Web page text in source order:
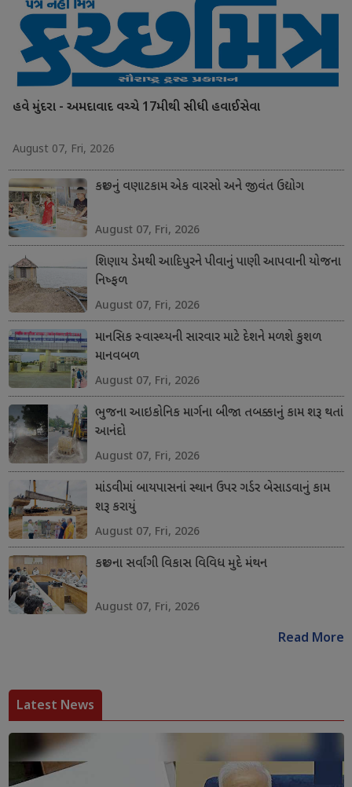
હવે મુંદરા - અમદાવાદ વચ્ચે 17મીથી સીધી હવાઈસેવા
August 07, Fri, 2026
કચ્છનું વણાટકામ એક વારસો અને જીવંત ઉદ્યોગ
August 07, Fri, 2026
શિણાય ડેમથી આદિપુરને પીવાનું પાણી આપવાની યોજના
નિષ્ફળ
August 07, Fri, 2026
માનસિક સ્વાસ્થ્યની સારવાર માટે દેશને મળશે કુશળ
માનવબળ
August 07, Fri, 2026
ભુજના આઇકોનિક માર્ગના બીજા તબક્કાનું કામ શરૂ થતાં
આનંદો
August 07, Fri, 2026
માંડવીમાં બાયપાસનાં સ્થાન ઉપર ગર્ડર બેસાડવાનું કામ
શરૂ કરાયું
August 07, Fri, 2026
કચ્છના સર્વાંગી વિકાસ વિવિધ મુદે મંથન
August 07, Fri, 2026
Read More
Latest News